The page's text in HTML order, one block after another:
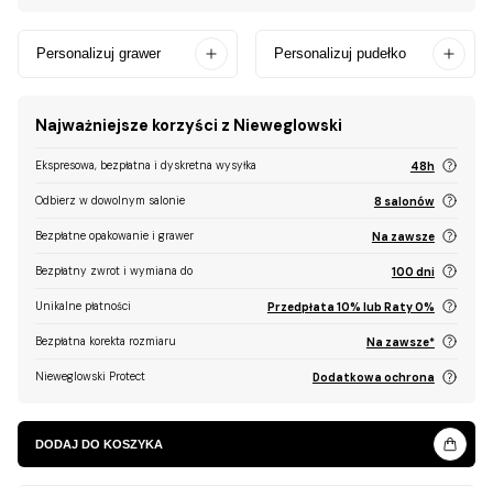
Personalizuj grawer Personalizuj pudełko
Najważniejsze korzyści z Nieweglowski
Ekspresowa, bezpłatna i dyskretna wysyłka 48h
Odbierz w dowolnym salonie 8 salonów
Bezpłatne opakowanie i grawer Na zawsze
Bezpłatny zwrot i wymiana do 100 dni
Unikalne płatności Przedpłata 10% lub Raty 0%
Bezpłatna korekta rozmiaru Na zawsze*
Nieweglowski Protect Dodatkowa ochrona
DODAJ DO KOSZYKA